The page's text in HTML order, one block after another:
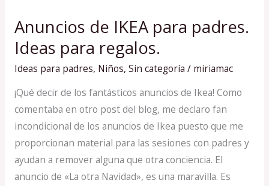
Anuncios de IKEA para padres.
Ideas para regalos.
Ideas para padres, Niños, Sin categoría / miriamac
¡Qué decir de los fantásticos anuncios de Ikea! Como
comentaba en otro post del blog, me declaro fan
incondicional de los anuncios de Ikea puesto que me
proporcionan material para las sesiones con padres y
ayudan a remover alguna que otra conciencia. El
anuncio de «La otra Navidad», es una maravilla. Es
Anuncios
de
IKEA
para
padres.
Ideas
para
regalos.